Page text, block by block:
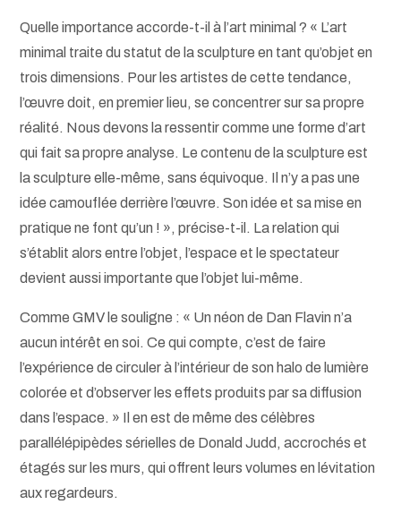
Quelle importance accorde-t-il à l’art minimal ? « L’art
minimal traite du statut de la sculpture en tant qu’objet en
trois dimensions. Pour les artistes de cette tendance,
l’œuvre doit, en premier lieu, se concentrer sur sa propre
réalité. Nous devons la ressentir comme une forme d’art
qui fait sa propre analyse. Le contenu de la sculpture est
la sculpture elle-même, sans équivoque. Il n’y a pas une
idée camouflée derrière l’œuvre. Son idée et sa mise en
pratique ne font qu’un ! », précise-t-il. La relation qui
s’établit alors entre l’objet, l’espace et le spectateur
devient aussi importante que l’objet lui-même.
Comme GMV le souligne : « Un néon de Dan Flavin n’a
aucun intérêt en soi. Ce qui compte, c’est de faire
l’expérience de circuler à l’intérieur de son halo de lumière
colorée et d’observer les effets produits par sa diffusion
dans l’espace. » Il en est de même des célèbres
parallélépipèdes sérielles de Donald Judd, accrochés et
étagés sur les murs, qui offrent leurs volumes en lévitation
aux regardeurs.